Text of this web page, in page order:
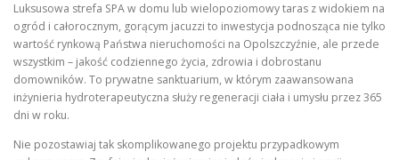
Luksusowa strefa SPA w domu lub wielopoziomowy taras z widokiem na
ogród i całorocznym, gorącym jacuzzi to inwestycja podnosząca nie tylko
wartość rynkową Państwa nieruchomości na Opolszczyźnie, ale przede
wszystkim – jakość codziennego życia, zdrowia i dobrostanu
domowników. To prywatne sanktuarium, w którym zaawansowana
inżynieria hydroterapeutyczna służy regeneracji ciała i umysłu przez 365
dni w roku.
Nie pozostawiaj tak skomplikowanego projektu przypadkowym